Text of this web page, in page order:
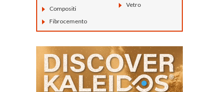
Compositi
Fibrocemento
Vetro